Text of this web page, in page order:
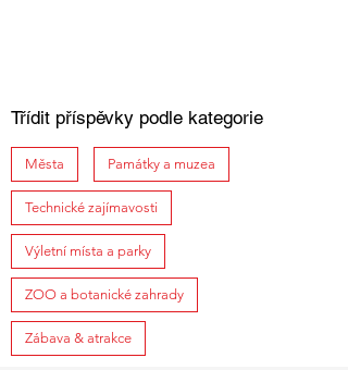
Třídit příspěvky podle kategorie
Města Památky a muzea
Technické zajímavosti
Výletní místa a parky
ZOO a botanické zahrady
Zábava & atrakce